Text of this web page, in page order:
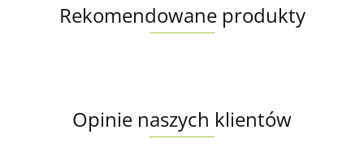
Rekomendowane produkty
Opinie naszych klientów